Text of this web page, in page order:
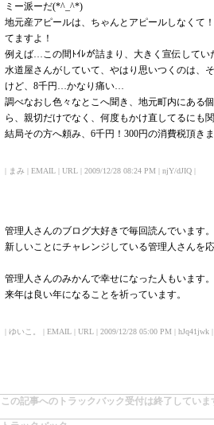
ミー派ーだ(*^_^*)
地元産アピールは、ちゃんとアピールしなくて
てますよ！
例えば…この間ﾄｲﾚが詰まり、大きく宣伝して
水道屋さんがしていて、やはり思いつくのは、
けど、8千円…かなり痛い…
調べなおし色々なとこへ聞き、地元町内にある
ら、親切だけでなく、何度もかけ直してるにも
結局その方へ頼み、6千円！300円の消費税頂き
| まみ | EMAIL | URL | 2009/12/28 08:24 PM | njY/dJIQ |
管理人さんのブログ大好きで毎回読んでいます。
新しいことにチャレンジしている管理人さんを
管理人さんのみかんで幸せになった人もいます。
来年は良い年になることを祈っています。
| ゆいこ。 | EMAIL | URL | 2009/12/28 05:00 PM | hJq41jwk |
この記事へのトラックバック受付は終了していま